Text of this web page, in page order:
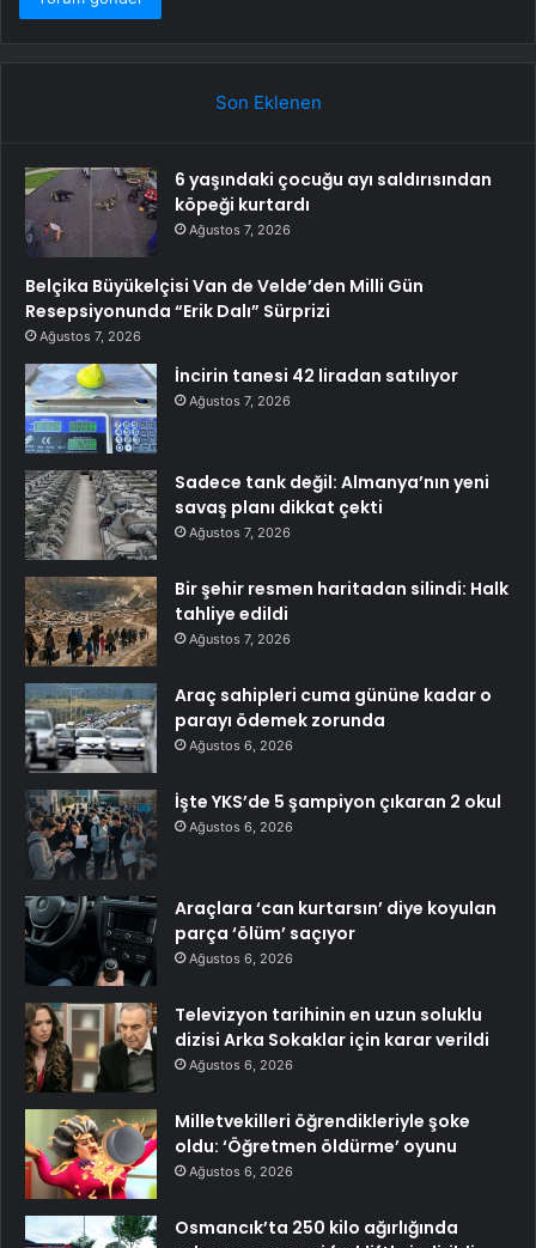
Son Eklenen
6 yaşındaki çocuğu ayı saldırısından
köpeği kurtardı
Ağustos 7, 2026
Belçika Büyükelçisi Van de Velde’den Milli Gün
Resepsiyonunda “Erik Dalı” Sürprizi
Ağustos 7, 2026
İncirin tanesi 42 liradan satılıyor
Ağustos 7, 2026
Sadece tank değil: Almanya’nın yeni
savaş planı dikkat çekti
Ağustos 7, 2026
Bir şehir resmen haritadan silindi: Halk
tahliye edildi
Ağustos 7, 2026
Araç sahipleri cuma gününe kadar o
parayı ödemek zorunda
Ağustos 6, 2026
İşte YKS’de 5 şampiyon çıkaran 2 okul
Ağustos 6, 2026
Araçlara ‘can kurtarsın’ diye koyulan
parça ‘ölüm’ saçıyor
Ağustos 6, 2026
Televizyon tarihinin en uzun soluklu
dizisi Arka Sokaklar için karar verildi
Ağustos 6, 2026
Milletvekilleri öğrendikleriyle şoke
oldu: ‘Öğretmen öldürme’ oyunu
Ağustos 6, 2026
Osmancık’ta 250 kilo ağırlığında